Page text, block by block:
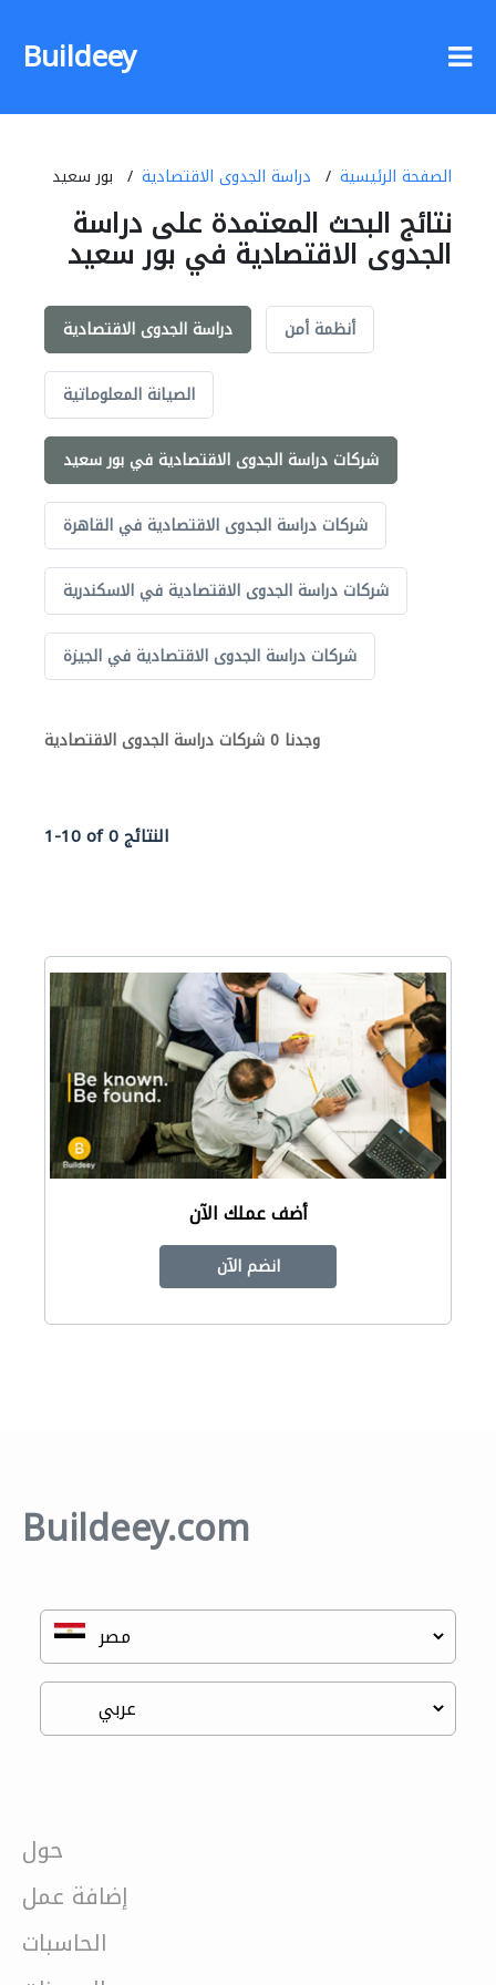
Buildeey
الصفحة الرئيسية دراسة الجدوى الاقتصادية بور سعيد
نتائج البحث المعتمدة على دراسة
الجدوى الاقتصادية في بور سعيد
دراسة الجدوى الاقتصادية أنظمة أمن
الصيانة المعلوماتية
شركات دراسة الجدوى الاقتصادية في بور سعيد
شركات دراسة الجدوى الاقتصادية في القاهرة
شركات دراسة الجدوى الاقتصادية في الاسكندرية
شركات دراسة الجدوى الاقتصادية في الجيزة
وجدنا 0 شركات دراسة الجدوى الاقتصادية
1-10 of 0 النتائج
أضف عملك الآن
انضم الآن
Buildeey.com
حول
إضافة عمل
الحاسبات